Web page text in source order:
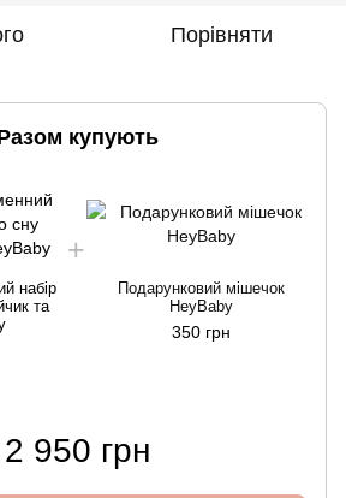
Порівняти
купують
набір
та
Подарунковий мішечок
HeyBaby
350 грн
2 950 грн